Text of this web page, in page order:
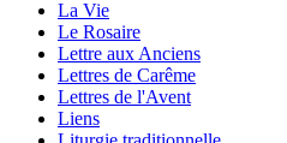
La Vie
Le Rosaire
Lettre aux Anciens
Lettres de Carême
Lettres de l'Avent
Liens